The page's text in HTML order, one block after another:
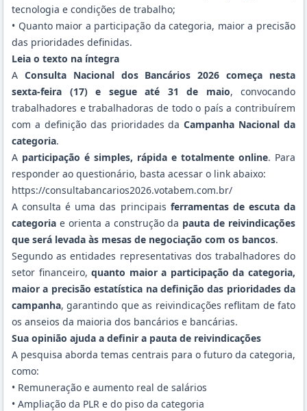
tecnologia e condições de trabalho;
• Quanto maior a participação da categoria, maior a precisão
das prioridades definidas.
Leia o texto na íntegra
A Consulta Nacional dos Bancários 2026 começa nesta
sexta-feira (17) e segue até 31 de maio, convocando
trabalhadores e trabalhadoras de todo o país a contribuírem
com a definição das prioridades daCampanha Nacional da
categoria.
A participação é simples, rápida e totalmente online. Para
responder ao questionário, basta acessar o link abaixo:
https://consultabancarios2026.votabem.com.br/
A consulta é uma das principais ferramentas de escuta da
categoria e orienta a construção da pauta de reivindicações
que será levada às mesas de negociação com os bancos.
Segundo as entidades representativas dos trabalhadores do
setor financeiro,quanto maior a participação da categoria,
maior a precisão estatística na definição das prioridades da
campanha, garantindo que as reivindicações reflitam de fato
os anseios da maioria dos bancários e bancárias.
Sua opinião ajuda a definir a pauta de reivindicações
A pesquisa aborda temas centrais para o futuro da categoria,
como:
• Remuneração e aumento real de salários
• Ampliação da PLR e do piso da categoria